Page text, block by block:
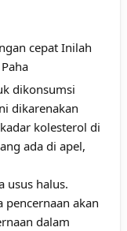
dikonsumsi
dikarenakan
kolesterol di
ada di apel,
usus halus.
pencernaan akan
dalam